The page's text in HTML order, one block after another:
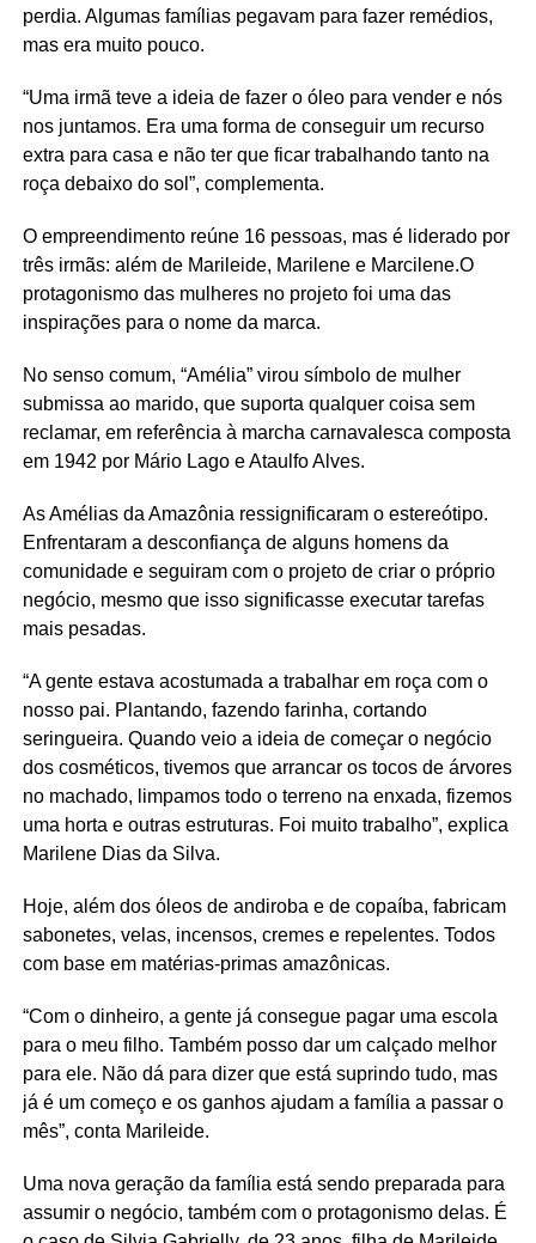
perdia. Algumas famílias pegavam para fazer remédios,
mas era muito pouco.
“Uma irmã teve a ideia de fazer o óleo para vender e nós
nos juntamos. Era uma forma de conseguir um recurso
extra para casa e não ter que ficar trabalhando tanto na
roça debaixo do sol”, complementa.
O empreendimento reúne 16 pessoas, mas é liderado por
três irmãs: além de Marileide, Marilene e Marcilene.O
protagonismo das mulheres no projeto foi uma das
inspirações para o nome da marca.
No senso comum, “Amélia” virou símbolo de mulher
submissa ao marido, que suporta qualquer coisa sem
reclamar, em referência à marcha carnavalesca composta
em 1942 por Mário Lago e Ataulfo Alves.
As Amélias da Amazônia ressignificaram o estereótipo.
Enfrentaram a desconfiança de alguns homens da
comunidade e seguiram com o projeto de criar o próprio
negócio, mesmo que isso significasse executar tarefas
mais pesadas.
“A gente estava acostumada a trabalhar em roça com o
nosso pai. Plantando, fazendo farinha, cortando
seringueira. Quando veio a ideia de começar o negócio
dos cosméticos, tivemos que arrancar os tocos de árvores
no machado, limpamos todo o terreno na enxada, fizemos
uma horta e outras estruturas. Foi muito trabalho”, explica
Marilene Dias da Silva.
Hoje, além dos óleos de andiroba e de copaíba, fabricam
sabonetes, velas, incensos, cremes e repelentes. Todos
com base em matérias-primas amazônicas.
“Com o dinheiro, a gente já consegue pagar uma escola
para o meu filho. Também posso dar um calçado melhor
para ele. Não dá para dizer que está suprindo tudo, mas
já é um começo e os ganhos ajudam a família a passar o
mês”, conta Marileide.
Uma nova geração da família está sendo preparada para
assumir o negócio, também com o protagonismo delas. É